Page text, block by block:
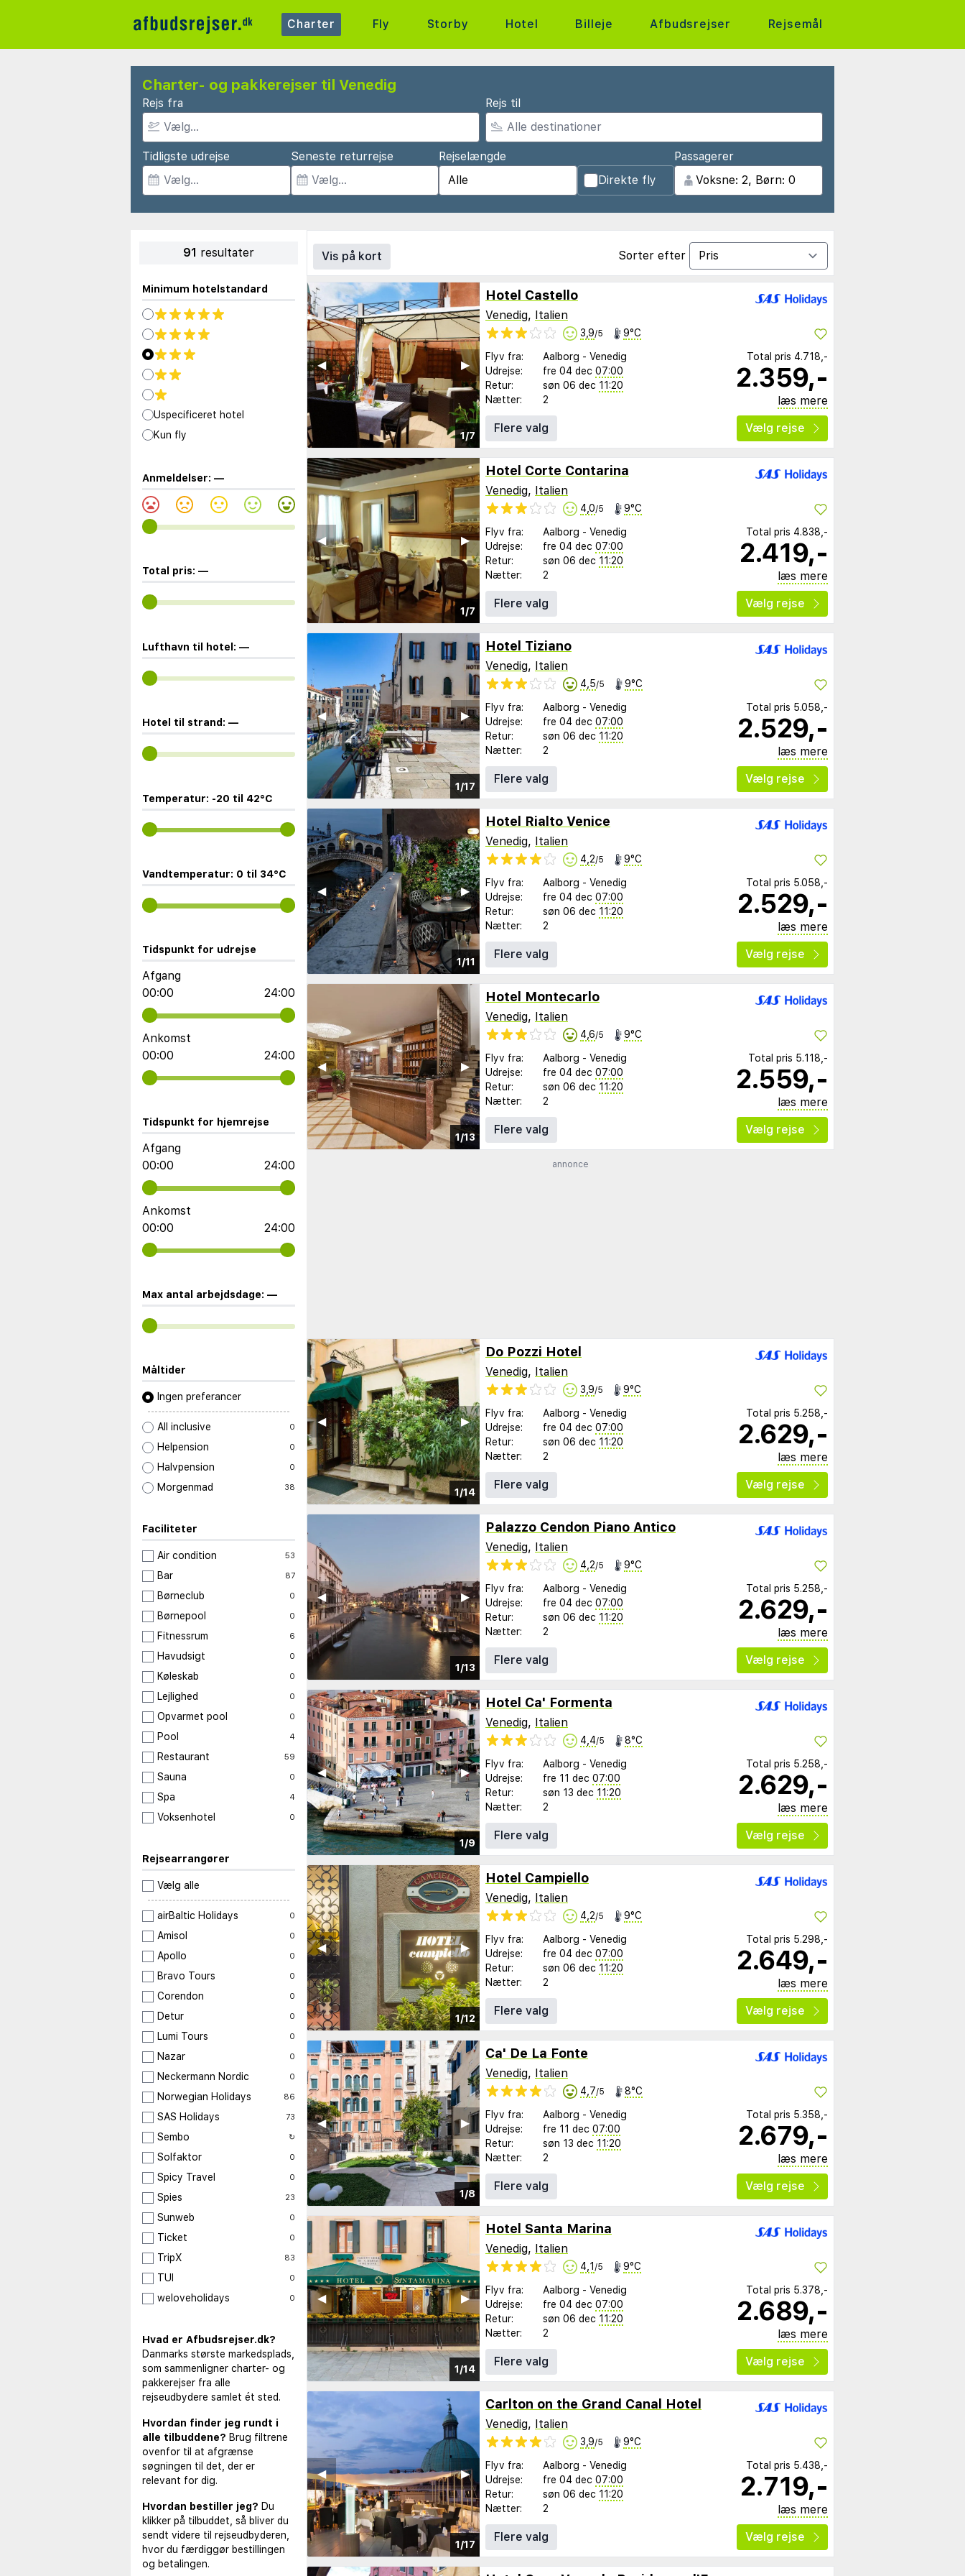
Charter Fly Storby Hotel Billeje Afbudsrejser Rejsemål
Charter- og pakkerejser til Venedig
Rejs fra Rejs til
Tidligste udrejse Seneste returrejse
Rejselængde
Direkte fly
Passagerer
91 resultater
Minimum hotelstandard
Uspecificeret hotel
Kun fly
Anmeldelser: —
Total pris: —
Lufthavn til hotel: —
Hotel til strand: —
Temperatur: -20 til 42°C
Vandtemperatur: 0 til 34°C
Tidspunkt for udrejse
Afgang
00:00
24:00
Ankomst
00:00
24:00
Tidspunkt for hjemrejse
Afgang
00:00
24:00
Ankomst
00:00
24:00
Max antal arbejdsdage: —
Måltider
Ingen preferancer
All inclusive 0
Helpension 0
Halvpension 0
Morgenmad 38
Faciliteter
Air condition 53
Bar 87
Børneclub 0
Børnepool 0
Fitnessrum 6
Havudsigt 0
Køleskab 0
Lejlighed 0
Opvarmet pool 0
Pool 4
Restaurant 59
Sauna 0
Spa 4
Voksenhotel 0
Rejsearrangører
Vælg alle
airBaltic Holidays 0
Amisol 0
Apollo 0
Bravo Tours 0
Corendon 0
Detur 0
Lumi Tours 0
Nazar 0
Neckermann Nordic 0
Norwegian Holidays 86
SAS Holidays 73
Sembo ↻
Solfaktor 0
Spicy Travel 0
Spies 23
Sunweb 0
Ticket 0
TripX 83
TUI 0
weloveholidays 0
Hvad er Afbudsrejser.dk?
Danmarks største markedsplads,
som sammenligner charter- og
pakkerejser fra alle
rejseudbydere samlet ét sted.
Hvordan finder jeg rundt i
alle tilbuddene? Brug filtrene
ovenfor til at afgrænse
søgningen til det, der er
relevant for dig.
Hvordan bestiller jeg? Du
klikker på tilbuddet, så bliver du
sendt videre til rejseudbyderen,
hvor du færdiggør bestillingen
og betalingen.
Vis på kort Sorter efter
1/7
▶︎
◀︎
Hotel Castello
Venedig, Italien
3,9/5 9°C
Flyv fra: Aalborg - Venedig
Udrejse:
fre 04 dec 07:00
Retur:
søn 06 dec 11:20
Nætter:
2
Total pris 4.718,-
2.359,-
læs mere
Flere valg
Vælg rejse
1/7
▶︎
◀︎
Hotel Corte Contarina
Venedig, Italien
4,0/5 9°C
Flyv fra: Aalborg - Venedig
Udrejse:
fre 04 dec 07:00
Retur:
søn 06 dec 11:20
Nætter:
2
Total pris 4.838,-
2.419,-
læs mere
Flere valg
Vælg rejse
1/17
▶︎
◀︎
Hotel Tiziano
Venedig, Italien
4,5/5 9°C
Flyv fra: Aalborg - Venedig
Udrejse:
fre 04 dec 07:00
Retur:
søn 06 dec 11:20
Nætter:
2
Total pris 5.058,-
2.529,-
læs mere
Flere valg
Vælg rejse
1/11
▶︎
◀︎
Hotel Rialto Venice
Venedig, Italien
4,2/5 9°C
Flyv fra: Aalborg - Venedig
Udrejse:
fre 04 dec 07:00
Retur:
søn 06 dec 11:20
Nætter:
2
Total pris 5.058,-
2.529,-
læs mere
Flere valg
Vælg rejse
1/13
▶︎
◀︎
Hotel Montecarlo
Venedig, Italien
4,6/5 9°C
Flyv fra: Aalborg - Venedig
Udrejse:
fre 04 dec 07:00
Retur:
søn 06 dec 11:20
Nætter:
2
Total pris 5.118,-
2.559,-
læs mere
Flere valg
Vælg rejse
annonce
1/14
▶︎
◀︎
Do Pozzi Hotel
Venedig, Italien
3,9/5 9°C
Flyv fra: Aalborg - Venedig
Udrejse:
fre 04 dec 07:00
Retur:
søn 06 dec 11:20
Nætter:
2
Total pris 5.258,-
2.629,-
læs mere
Flere valg
Vælg rejse
1/13
▶︎
◀︎
Palazzo Cendon Piano Antico
Venedig, Italien
4,2/5 9°C
Flyv fra: Aalborg - Venedig
Udrejse:
fre 04 dec 07:00
Retur:
søn 06 dec 11:20
Nætter:
2
Total pris 5.258,-
2.629,-
læs mere
Flere valg
Vælg rejse
1/9
▶︎
◀︎
Hotel Ca' Formenta
Venedig, Italien
4,4/5 8°C
Flyv fra: Aalborg - Venedig
Udrejse:
fre 11 dec 07:00
Retur:
søn 13 dec 11:20
Nætter:
2
Total pris 5.258,-
2.629,-
læs mere
Flere valg
Vælg rejse
1/12
▶︎
◀︎
Hotel Campiello
Venedig, Italien
4,2/5 9°C
Flyv fra: Aalborg - Venedig
Udrejse:
fre 04 dec 07:00
Retur:
søn 06 dec 11:20
Nætter:
2
Total pris 5.298,-
2.649,-
læs mere
Flere valg
Vælg rejse
1/8
▶︎
◀︎
Ca' De La Fonte
Venedig, Italien
4,7/5 8°C
Flyv fra: Aalborg - Venedig
Udrejse:
fre 11 dec 07:00
Retur:
søn 13 dec 11:20
Nætter:
2
Total pris 5.358,-
2.679,-
læs mere
Flere valg
Vælg rejse
1/14
▶︎
◀︎
Hotel Santa Marina
Venedig, Italien
4,1 /5 9°C
Flyv fra: Aalborg - Venedig
Udrejse:
fre 04 dec 07:00
Retur:
søn 06 dec 11:20
Nætter:
2
Total pris 5.378,-
2.689,-
læs mere
Flere valg
Vælg rejse
1/17
▶︎
◀︎
Carlton on the Grand Canal Hotel
Venedig, Italien
3,9/5 9°C
Flyv fra: Aalborg - Venedig
Udrejse:
fre 04 dec 07:00
Retur:
søn 06 dec 11:20
Nætter:
2
Total pris 5.438,-
2.719,-
læs mere
Flere valg
Vælg rejse